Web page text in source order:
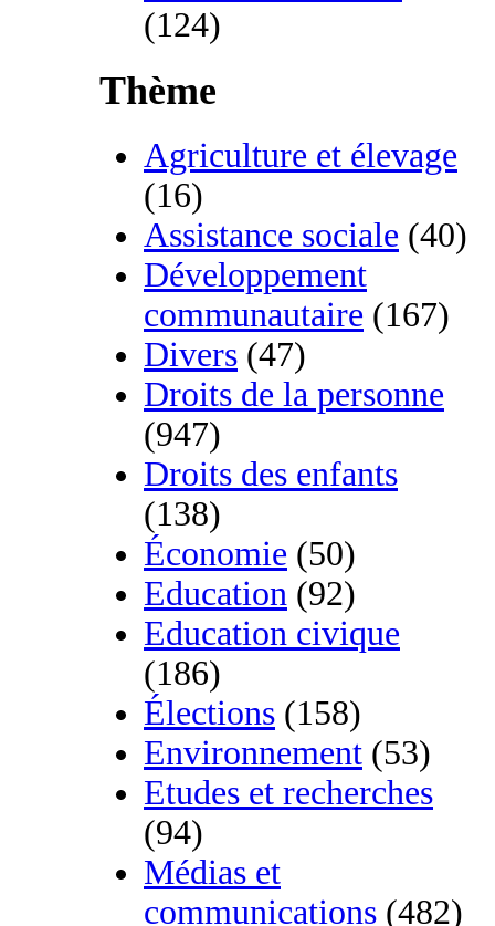
(124)
Thème
Agriculture et élevage
(16)
Assistance sociale (40)
Développement
communautaire (167)
Divers (47)
Droits de la personne
(947)
Droits des enfants
(138)
Économie (50)
Education (92)
Education civique
(186)
Élections (158)
Environnement (53)
Etudes et recherches
(94)
Médias et
communications (482)